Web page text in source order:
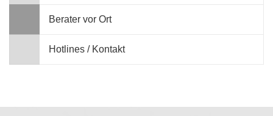
Berater vor Ort
Hotlines / Kontakt